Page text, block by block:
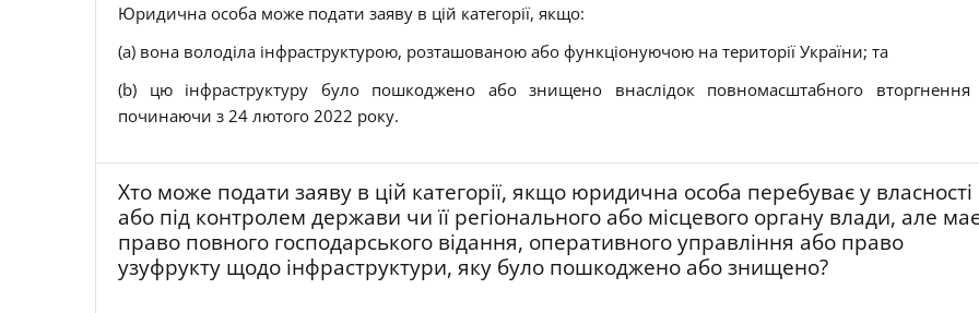
Юридична особа може подати заяву в цій категорії, якщо:
(a) вона володіла інфраструктурою, розташованою або функціонуючою на території України; та
(b) цю інфраструктуру було пошкоджено або знищено внаслідок повномасштабного вторгнення
починаючи з 24 лютого 2022 року.
Хто може подати заяву в цій категорії, якщо юридична особа перебуває у власності
або під контролем держави чи її регіонального або місцевого органу влади, але має
право повного господарського відання, оперативного управління або право
узуфрукту щодо інфраструктури, яку було пошкоджено або знищено?